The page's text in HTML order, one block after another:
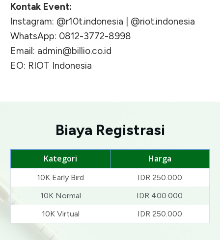
Kontak Event:
Instagram: @r10t.indonesia | @riot.indonesia
WhatsApp: 0812-3772-8998
Email: admin@billio.co.id
EO: RIOT Indonesia
Biaya Registrasi
Kategori Harga
10K Early Bird
IDR 250.000
10K Normal
IDR 400.000
10K Virtual
IDR 250.000